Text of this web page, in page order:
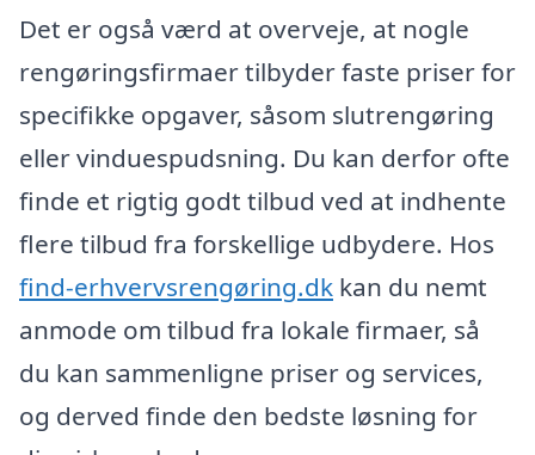
Det er også værd at overveje, at nogle
rengøringsfirmaer tilbyder faste priser for
specifikke opgaver, såsom slutrengøring
eller vinduespudsning. Du kan derfor ofte
finde et rigtig godt tilbud ved at indhente
flere tilbud fra forskellige udbydere. Hos
find-erhvervsrengøring.dk kan du nemt
anmode om tilbud fra lokale firmaer, så
du kan sammenligne priser og services,
og derved finde den bedste løsning for